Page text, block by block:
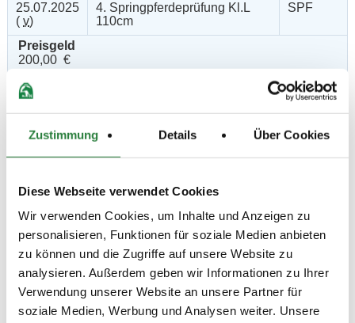
Zustimmung Details Über Cookies
Diese Webseite verwendet Cookies
Wir verwenden Cookies, um Inhalte und Anzeigen zu
personalisieren, Funktionen für soziale Medien anbieten
zu können und die Zugriffe auf unsere Website zu
analysieren. Außerdem geben wir Informationen zu Ihrer
Verwendung unserer Website an unsere Partner für
soziale Medien, Werbung und Analysen weiter. Unsere
25.07.2025
( v)
4. Springpferdeprüfung Kl.L
110cm
SPF
Preisgeld
200,00 €
LKL/Art
1 2 3 4 5 LP
25.07.2025
n)
5. Springpferdeprüfung Kl.M*
120cm
SPF
1 2 3 4 LP
25.07.2025
(n)
6. Stilspringprüfung Kl.A* 90cm
Preisgeld
150,00 €